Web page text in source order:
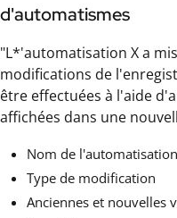
d'automatismes
"L*'automatisation X a
modifications de
être effectuées à l'aide
affichées dans une
Nom de l'automatisation
Type de modification
Anciennes et nouvelles